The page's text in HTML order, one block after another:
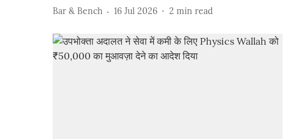
Bar & Bench 16 Jul 2026 2 min read